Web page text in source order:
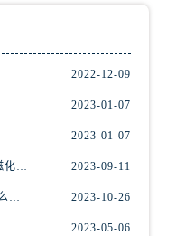
山西省太原市迎泽区迎泽街道解放路15号亨得利名表维修授权店3楼宝玑售后服务中心（需提前预约）
2022-12-09
2023-01-07
2023-01-07
宝玑手表受磁怎么办？（宝玑手表磁化的解决办法） 2023-09-11
宝玑机械表保养完了走时不准(该怎么办？) 2023-10-26
2023-05-06